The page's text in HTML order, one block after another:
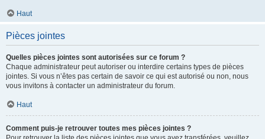
Haut
Pièces jointes
Quelles pièces jointes sont autorisées sur ce forum ?
Chaque administrateur peut autoriser ou interdire certains types de pièces
jointes. Si vous n’êtes pas certain de savoir ce qui est autorisé ou non, nous
vous invitons à contacter un administrateur du forum.
Haut
Comment puis-je retrouver toutes mes pièces jointes ?